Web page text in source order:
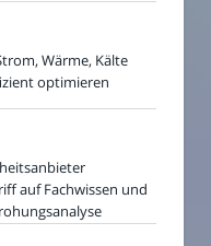
Wärme, Kälte
optimieren
auf Fachwissen und